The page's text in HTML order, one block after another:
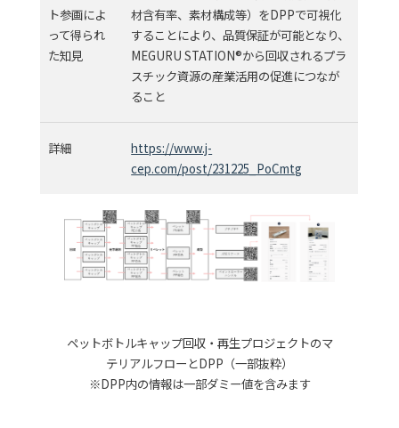
ト参画によ
って得られ
た知見
材含有率、素材構成等）をDPPで可視化
することにより、品質保証が可能となり、
MEGURU STATION®から回収されるプラ
スチック資源の産業活用の促進につなが
ること
詳細
https://www.j-
cep.com/post/231225_PoCmtg
ペットボトルキャップ回収・再生プロジェクトのマ
テリアルフローとDPP（一部抜粋）
※DPP内の情報は一部ダミー値を含みます